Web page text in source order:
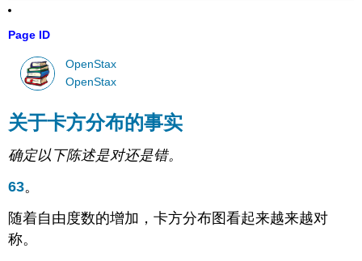
Page ID
OpenStax
OpenStax
关于卡方分布的事实
确定以下陈述是对还是错。
63。
随着自由度数的增加，卡方分布图看起来越来越对
称。